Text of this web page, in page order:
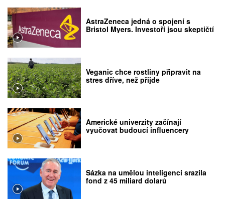
AstraZeneca jedná o spojení s
Bristol Myers. Investoři jsou skeptičtí
Veganic chce rostliny připravit na
stres dříve, než přijde
Americké univerzity začínají
vyučovat budoucí influencery
Sázka na umělou inteligenci srazila
fond z 45 miliard dolarů